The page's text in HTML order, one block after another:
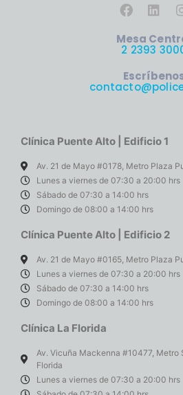
Mesa
2 2393
Clínica Puente Alto | Edificio 1
Av. 21 de Mayo #0178, Metro Plaza
Lunes a viernes de 07:30 a 20:00 hrs
Sábado de 07:30 a 14:00 hrs
Domingo de 08:00 a 14:00 hrs
Clínica Puente Alto | Edificio 2
Av. 21 de Mayo #0165, Metro Plaza
Lunes a viernes de 07:30 a 20:00 hrs
Sábado de 07:30 a 14:00 hrs
Domingo de 08:00 a 14:00 hrs
Clínica La Florida
Av. Vicuña Mackenna #10477, Metro
Florida
Lunes a viernes de 07:30 a 20:00 hrs